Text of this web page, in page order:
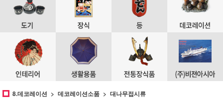
8.데코레이션 데코레이션소품 대나무접시류